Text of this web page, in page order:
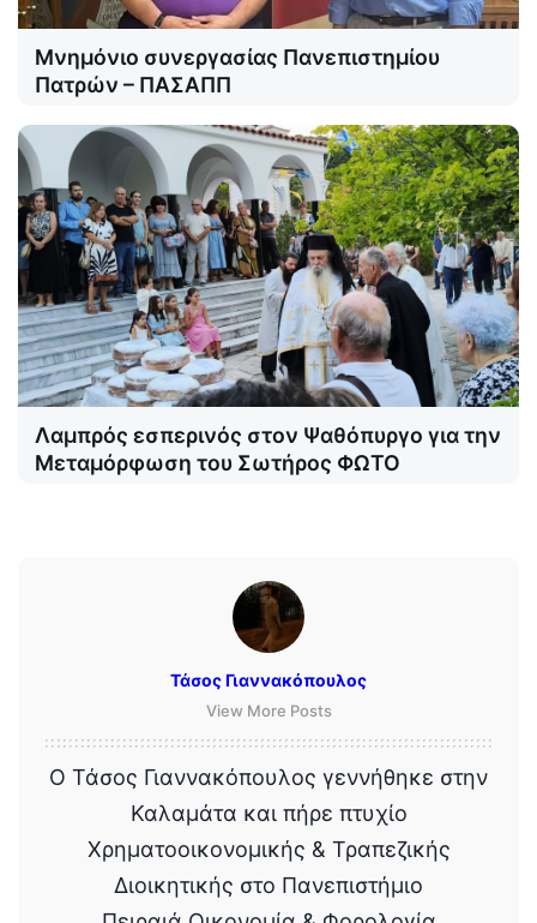
Μνημόνιο συνεργασίας Πανεπιστημίου
Πατρών – ΠΑΣΑΠΠ
Λαμπρός εσπερινός στον Ψαθόπυργο για την
Μεταμόρφωση του Σωτήρος ΦΩΤΟ
Τάσος Γιαννακόπουλος
View More Posts
Ο Τάσος Γιαννακόπουλος γεννήθηκε στην
Καλαμάτα και πήρε πτυχίο
Χρηματοοικονομικής & Τραπεζικής
Διοικητικής στο Πανεπιστήμιο